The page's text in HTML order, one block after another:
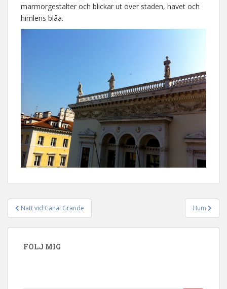
marmorgestalter och blickar ut över staden, havet och
himlens blåa.
Inläggsnavigering
Natt vid Canal Grande Hum
FÖLJ MIG